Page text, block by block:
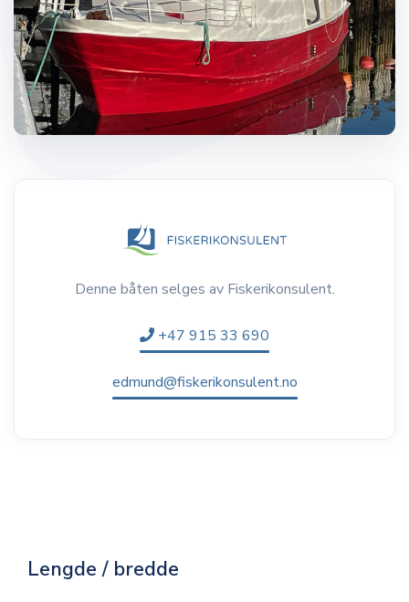
Denne båten selges av Fiskerikonsulent.
+47 915 33 690
edmund@fiskerikonsulent.no
Lengde / bredde